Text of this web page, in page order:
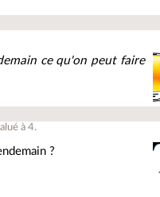
ce qu'on peut faire
à4.
?